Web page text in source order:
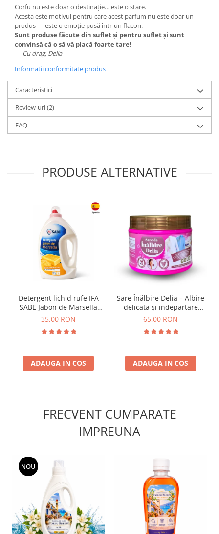
Corfu nu este doar o destinație… este o stare.
Acesta este motivul pentru care acest parfum nu este doar un
produs — este o emoție pusă într-un flacon.
Sunt produse făcute din suflet și pentru suflet și sunt
convinsă că o să vă placă foarte tare!
— Cu drag, Delia
Informatii conformitate produs
Caracteristici
Review-uri(2)
FAQ
PRODUSE ALTERNATIVE
Detergent lichid rufe IFA
SABE Jabón de Marsella
Spania 3L
35,00 RON
ADAUGA IN COS
Sare Înălbire Delia – Albire
delicată și îndepărtare
eficientă a petelor 500 g
65,00 RON
ADAUGA IN COS
FRECVENT CUMPARATE
IMPREUNA
NOU